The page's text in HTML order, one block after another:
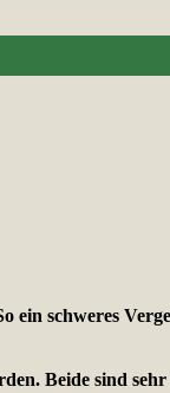
ein schweres
Beide sind